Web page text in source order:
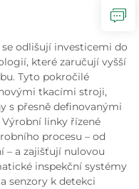
odlišují investicemi do
které zaručují vyšší
Tyto pokročilé
tkacími stroji,
s přesně definovanými
linky řízené
procesu – od
– a zajišťují nulovou
inspekční systémy
senzory k detekci